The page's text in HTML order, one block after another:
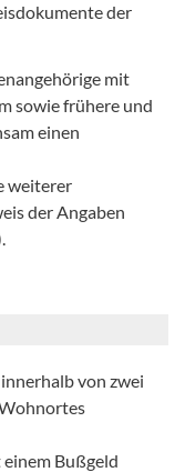
der
mit
sowie frühere und
einen
weiterer
der Angaben
von zwei
Bußgeld